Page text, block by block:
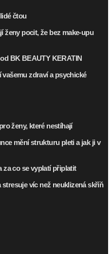
čtou
ženy pocit, že bez make-upu
BK BEAUTY KERATIN
zdraví a psychické
ženy, které nestíhají
mění strukturu pleti a jak ji v
za co se vyplatí připlatit
víc než neuklizená skříň